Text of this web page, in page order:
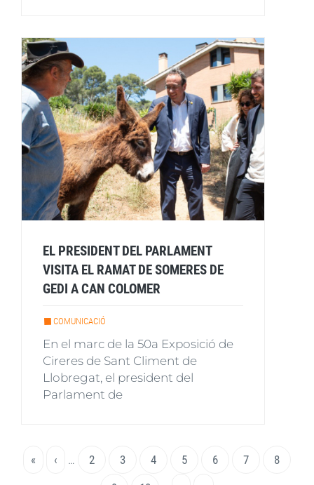
EL PRESIDENT DEL PARLAMENT
VISITA EL RAMAT DE SOMERES DE
GEDI A CAN COLOMER
COMUNICACIÓ
En el marc de la 50a Exposició de
Cireres de Sant Climent de
Llobregat, el president del
Parlament de
Paginació
Primera
«
Pàgina
‹ … Page
2 Page
3 Page
4 Page
5
Pàgina
6 Page
7 Page
8